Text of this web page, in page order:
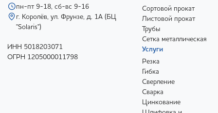
пн-пт 9-18, сб-вс 9-16
г. Королёв, ул. Фрунзе, д. 1А (БЦ
"Solaris")
ИНН 5018203071
ОГРН 1205000011798
Сортовой прокат
Листовой прокат
Трубы
Сетка металлическая
Услуги
Резка
Гибка
Сверление
Сварка
Цинкование